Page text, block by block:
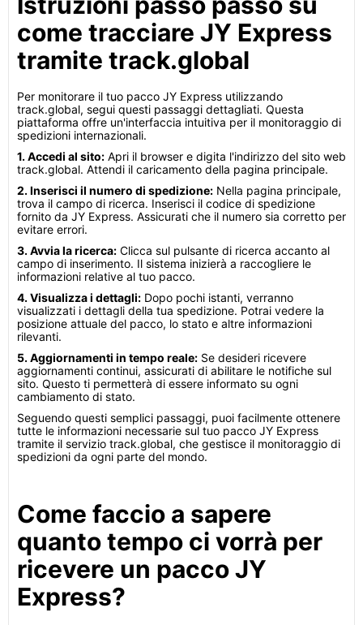
come tracciare JY Express
tramite track.global
Per monitorare il tuo pacco JY Express utilizzando
track.global, segui questi passaggi dettagliati. Questa
piattaforma offre un'interfaccia intuitiva per il monitoraggio di
spedizioni internazionali.
1. Accedi al sito: Apri il browser e digita l'indirizzo del sito web
track.global. Attendi il caricamento della pagina principale.
2. Inserisci il numero di spedizione: Nella pagina principale,
trova il campo di ricerca. Inserisci il codice di spedizione
fornito da JY Express. Assicurati che il numero sia corretto per
evitare errori.
3. Avvia la ricerca: Clicca sul pulsante di ricerca accanto al
campo di inserimento. Il sistema inizierà a raccogliere le
informazioni relative al tuo pacco.
4. Visualizza i dettagli: Dopo pochi istanti, verranno
visualizzati i dettagli della tua spedizione. Potrai vedere la
posizione attuale del pacco, lo stato e altre informazioni
rilevanti.
5. Aggiornamenti in tempo reale: Se desideri ricevere
aggiornamenti continui, assicurati di abilitare le notifiche sul
sito. Questo ti permetterà di essere informato su ogni
cambiamento di stato.
Seguendo questi semplici passaggi, puoi facilmente ottenere
tutte le informazioni necessarie sul tuo pacco JY Express
tramite il servizio track.global, che gestisce il monitoraggio di
spedizioni da ogni parte del mondo.
Come faccio a sapere
quanto tempo ci vorrà per
ricevere un pacco JY
Express?